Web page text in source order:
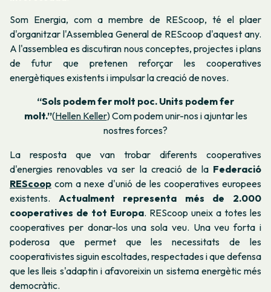
Som Energia, com a membre de REScoop, té el plaer
d'organitzar l'Assemblea General de REScoop d'aquest any.
A l'assemblea es discutiran nous conceptes, projectes i plans
de futur que pretenen reforçar les cooperatives
energètiques existents i impulsar la creació de noves.
“Sols podem fer molt poc. Units podem fer
molt.”(Hellen Keller) Com podem unir-nos i ajuntar les
nostres forces?
La resposta que van trobar diferents cooperatives
d'energies renovables va ser la creació de la Federació
REScoop com a nexe d'unió de les cooperatives europees
existents. Actualment representa més de 2.000
cooperatives de tot Europa. REScoop uneix a totes les
cooperatives per donar-los una sola veu. Una veu forta i
poderosa que permet que les necessitats de les
cooperativistes siguin escoltades, respectades i que defensa
que les lleis s'adaptin i afavoreixin un sistema energètic més
democràtic.